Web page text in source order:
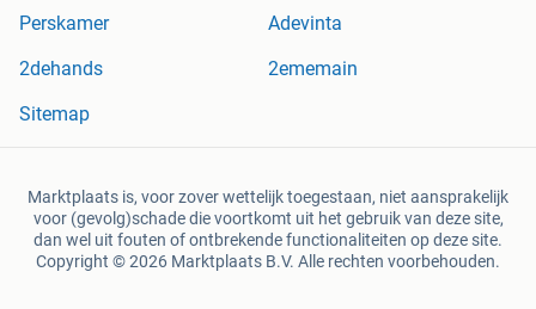
Perskamer
Adevinta
2dehands
2ememain
Sitemap
Marktplaats is, voor zover wettelijk toegestaan, niet aansprakelijk
voor (gevolg)schade die voortkomt uit het gebruik van deze site,
dan wel uit fouten of ontbrekende functionaliteiten op deze site.
Copyright © 2026 Marktplaats B.V. Alle rechten voorbehouden.